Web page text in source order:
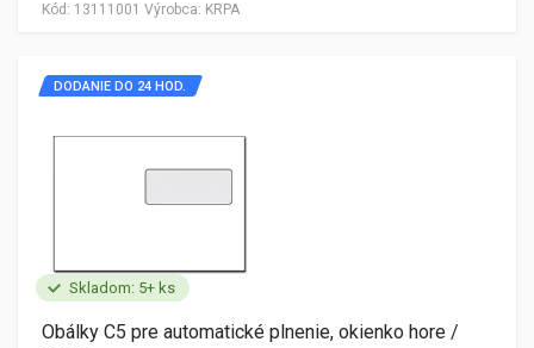
Kód: 13111001 Výrobca: KRPA
Skladom: 5+ ks
DODANIE DO 24 HOD.
Obálky C5 pre automatické plnenie, okienko hore /